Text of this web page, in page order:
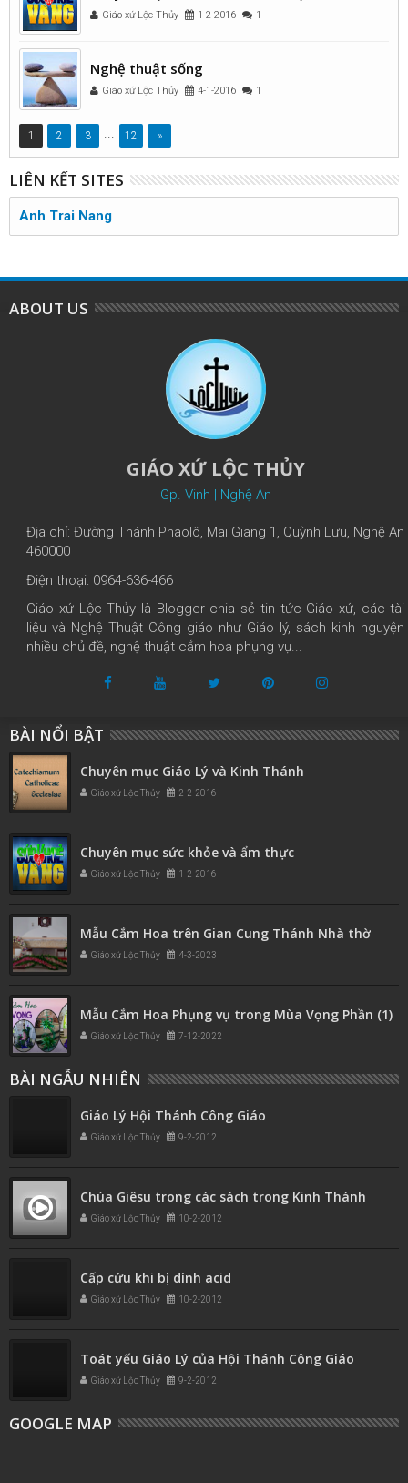
Giáo xứ Lộc Thủy 1-2-2016 1
Nghệ thuật sống
Giáo xứ Lộc Thủy 4-1-2016 1
1 2 3 ... 12 »
LIÊN KẾT SITES
Anh Trai Nang
ABOUT US
GIÁO XỨ LỘC THỦY
Gp. Vinh | Nghệ An
Địa chỉ: Đường Thánh Phaolô, Mai Giang 1, Quỳnh Lưu, Nghệ An
460000
Điện thoại: 0964-636-466
Giáo xứ Lộc Thủy là Blogger chia sẻ tin tức Giáo xứ, các tài
liệu và Nghệ Thuật Công giáo như Giáo lý, sách kinh nguyện
nhiều chủ đề, nghệ thuật cắm hoa phụng vụ...
BÀI NỔI BẬT
Chuyên mục Giáo Lý và Kinh Thánh
Giáo xứ Lộc Thủy 2-2-2016
Chuyên mục sức khỏe và ẩm thực
Giáo xứ Lộc Thủy 1-2-2016
Mẫu Cắm Hoa trên Gian Cung Thánh Nhà thờ
Giáo xứ Lộc Thủy 4-3-2023
Mẫu Cắm Hoa Phụng vụ trong Mùa Vọng Phần (1)
Giáo xứ Lộc Thủy 7-12-2022
BÀI NGẪU NHIÊN
Giáo Lý Hội Thánh Công Giáo
Giáo xứ Lộc Thủy 9-2-2012
Chúa Giêsu trong các sách trong Kinh Thánh
Giáo xứ Lộc Thủy 10-2-2012
Cấp cứu khi bị dính acid
Giáo xứ Lộc Thủy 10-2-2012
Toát yếu Giáo Lý của Hội Thánh Công Giáo
Giáo xứ Lộc Thủy 9-2-2012
GOOGLE MAP